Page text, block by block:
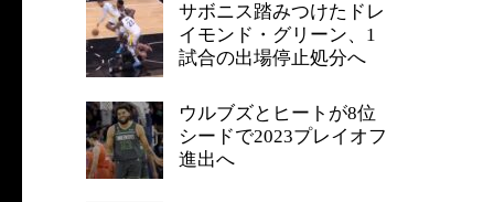
サボニス踏みつけたドレ
イモンド・グリーン、1
試合の出場停止処分へ
ウルブズとヒートが8位
シードで2023プレイオフ
進出へ